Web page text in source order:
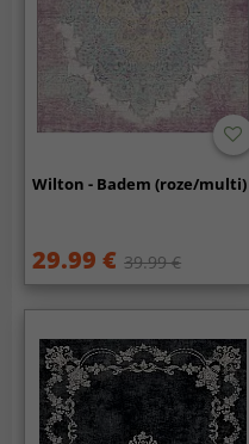
Wilton - Badem (roze/multi)
29.99 € 39.99 €